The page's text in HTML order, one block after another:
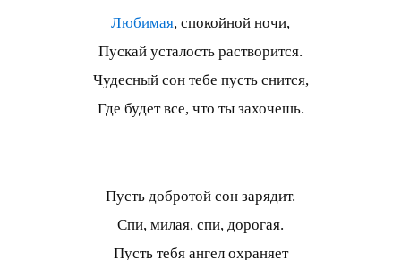
Любимая, спокойной ночи,
Пускай усталость растворится.
Чудесный сон тебе пусть снится,
Где будет все, что ты захочешь.
Пусть добротой сон зарядит.
Спи, милая, спи, дорогая.
Пусть тебя ангел охраняет